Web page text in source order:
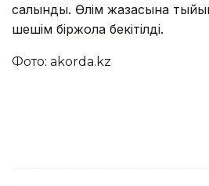
салынды. Өлім жазасына
шешім біржола бекітілді.
Фото: akorda.kz